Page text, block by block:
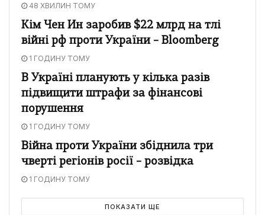
48 ХВИЛИН ТОМУ
Кім Чен Ин заробив $22 млрд на тлі
війні рф проти України – Bloomberg
1 ГОДИНУ ТОМУ
В Україні планують у кілька разів
підвищити штрафи за фінансові
порушення
1 ГОДИНУ ТОМУ
Війна проти України збіднила три
чверті регіонів росії – розвідка
1 ГОДИНУ ТОМУ
ПОКАЗАТИ ЩЕ